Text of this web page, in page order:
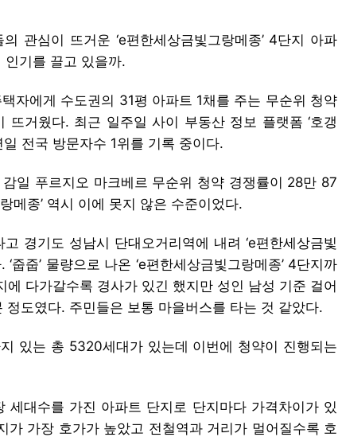
관심이 뜨거운 ‘e편한세상금빛그랑메종’ 4단지 아파
기를 끌고 있을까.
자에게 수도권의 31평 아파트 1채를 주는 무순위 청약
뜨거웠다. 최근 일주일 사이 부동산 정보 플랫폼 ‘호갱
전국 방문자수 1위를 기록 중이다.
일 푸르지오 마크베르 무순위 청약 경쟁률이 28만 87
메종’ 역시 이에 못지 않은 수준이었다.
경기도 성남시 단대오거리역에 내려 ‘e편한세상금빛
줍줍’ 물량으로 나온 ‘e편한세상금빛그랑메종’ 4단지까
에 다가갈수록 경사가 있긴 했지만 성인 남성 기준 걸어
도였다. 주민들은 보통 마을버스를 타는 것 같았다.
있는 총 5320세대가 있는데 이번에 청약이 진행되는
세대수를 가진 아파트 단지로 단지마다 가격차이가 있
가 가장 호가가 높았고 전철역과 거리가 멀어질수록 호